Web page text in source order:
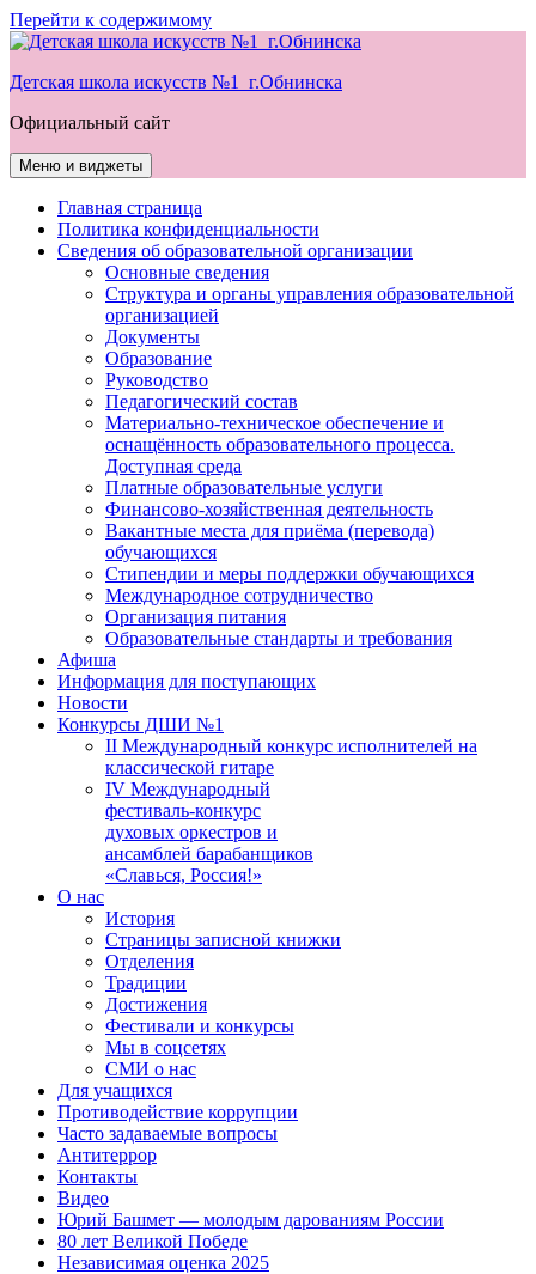
Перейти к содержимому
Детская школа искусств №1 г.Обнинска
Официальный сайт
Меню и виджеты
Главная страница
Политика конфиденциальности
Сведения об образовательной организации
Основные сведения
Структура и органы управления образовательной
организацией
Документы
Образование
Руководство
Педагогический состав
Материально-техническое обеспечение и
оснащённость образовательного процесса.
Доступная среда
Платные образовательные услуги
Финансово-хозяйственная деятельность
Вакантные места для приёма (перевода)
обучающихся
Стипендии и меры поддержки обучающихся
Международное сотрудничество
Организация питания
Образовательные стандарты и требования
Афиша
Информация для поступающих
Новости
Конкурсы ДШИ №1
II Международный конкурс исполнителей на
классической гитаре
IV Международный
фестиваль-конкурс
духовых оркестров и
ансамблей барабанщиков
«Славься, Россия!»
О нас
История
Страницы записной книжки
Отделения
Традиции
Достижения
Фестивали и конкурсы
Мы в соцсетях
СМИ о нас
Для учащихся
Противодействие коррупции
Часто задаваемые вопросы
Антитеррор
Контакты
Видео
Юрий Башмет — молодым дарованиям России
80 лет Великой Победе
Независимая оценка 2025